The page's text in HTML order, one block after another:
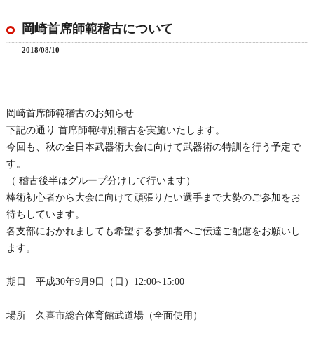
岡崎首席師範稽古について
2018/08/10
岡崎首席師範稽古のお知らせ
下記の通り 首席師範特別稽古を実施いたします。
今回も、 秋の全日本武器術大会に向けて武器術の特訓を行う予定で
す。
（ 稽古後半はグループ分けして行います）
棒術初心者から大会に向けて頑張りたい選手まで大勢のご参加をお
待ちしています。
各支部におかれましても希望する参加者へご伝達ご配慮をお願いし
ます。
期日 平成30年9月9日（日）12:00~15:00
場所 久喜市総合体育館武道場（全面使用）